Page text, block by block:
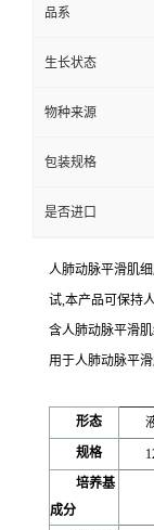
品系
生长状态
物种来源
包装规格
是否进口
人肺动脉平滑肌
试,本产品可保持
含人肺动脉平滑
用于人肺动脉平滑
形态
规格
培养基
成分